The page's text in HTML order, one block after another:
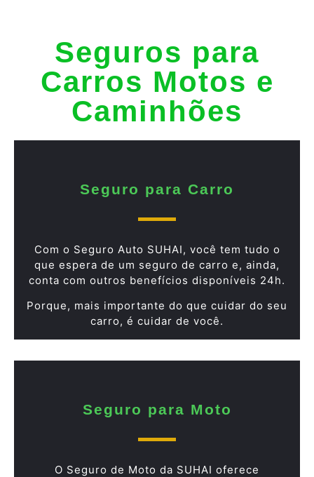
Seguros para
Carros Motos e
Caminhões
Seguro para Carro
Com o Seguro Auto SUHAI, você tem tudo o
que espera de um seguro de carro e, ainda,
conta com outros benefícios disponíveis 24h.
Porque, mais importante do que cuidar do seu
carro, é cuidar de você.
Seguro para Moto
O Seguro de Moto da SUHAI oferece